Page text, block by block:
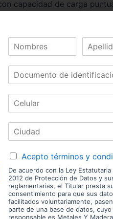
capacidad de carga
con capacidad de carga
mostradas son de referencia y los
y serán asumidos por el
tableros en la zona
mercancía sujeta a verificación de
Acepto términos y
De acuerdo con la Ley Estatutaria
2012 de Protección de Datos y
reglamentarias, el Titular presta
consentimiento para que sus
facilitados voluntariamente,
parte de una base de datos, cuyo
responsable es Metales Y